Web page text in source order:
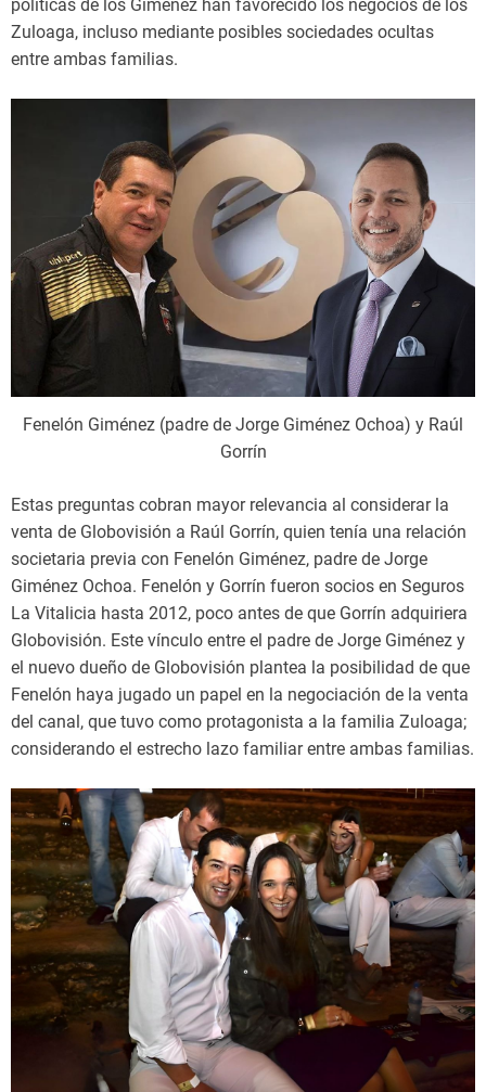
políticas de los Giménez han favorecido los negocios de los
Zuloaga, incluso mediante posibles sociedades ocultas
entre ambas familias.
Fenelón Giménez (padre de Jorge Giménez Ochoa) y Raúl
Gorrín
Estas preguntas cobran mayor relevancia al considerar la
venta de Globovisión a Raúl Gorrín, quien tenía una relación
societaria previa con Fenelón Giménez, padre de Jorge
Giménez Ochoa. Fenelón y Gorrín fueron socios en Seguros
La Vitalicia hasta 2012, poco antes de que Gorrín adquiriera
Globovisión. Este vínculo entre el padre de Jorge Giménez y
el nuevo dueño de Globovisión plantea la posibilidad de que
Fenelón haya jugado un papel en la negociación de la venta
del canal, que tuvo como protagonista a la familia Zuloaga;
considerando el estrecho lazo familiar entre ambas familias.